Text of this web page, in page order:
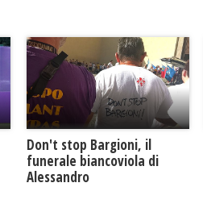
Don't stop Bargioni, il
funerale biancoviola di
Alessandro